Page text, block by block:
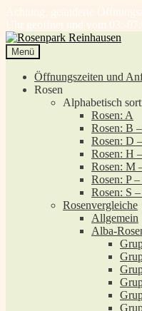
Achtung, geänderte
Uhr geöffnet und vom 03.-
Zur
Navigation
springen
Zum
Inhalt
springen
Menü
Öffnungszeiten und
Rosen
Alphabetisch
Rosen: A
Rosen: B
Rosen: D
Rosen: H
Rosen: M
Rosen: P –
Rosen: S
Rosenvergleiche
Allgemein
Alba-